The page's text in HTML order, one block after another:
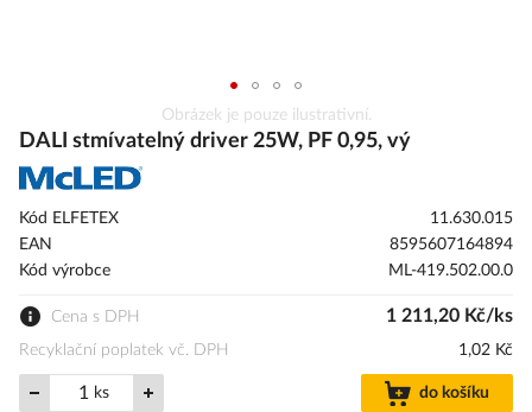
na
galerie
s
Obrázek je pouze ilustrativní.
DALI stmívatelný driver 25W, PF 0,95, vý
Kód ELFETEX
11.630.015
EAN
8595607164894
Kód výrobce
ML-419.502.00.0
Cena s DPH 1 211,20 Kč/ks
Recyklační poplatek vč. DPH 1,02 Kč
ks do košíku